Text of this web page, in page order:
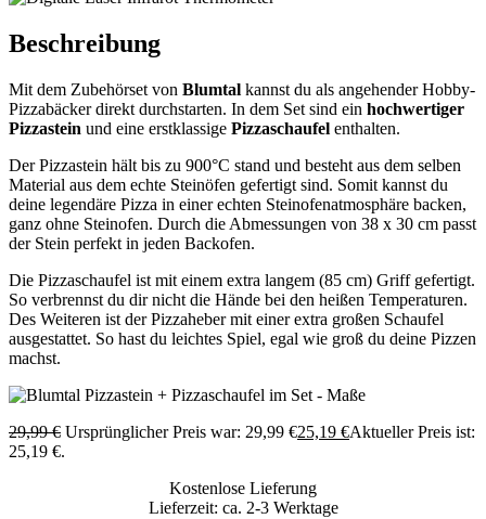
Beschreibung
Mit dem Zubehörset von Blumtal kannst du als angehender Hobby-
Pizzabäcker direkt durchstarten. In dem Set sind ein hochwertiger
Pizzastein und eine erstklassige Pizzaschaufel enthalten.
Der Pizzastein hält bis zu 900°C stand und besteht aus dem selben
Material aus dem echte Steinöfen gefertigt sind. Somit kannst du
deine legendäre Pizza in einer echten Steinofenatmosphäre backen,
ganz ohne Steinofen. Durch die Abmessungen von 38 x 30 cm passt
der Stein perfekt in jeden Backofen.
Die Pizzaschaufel ist mit einem extra langem (85 cm) Griff gefertigt.
So verbrennst du dir nicht die Hände bei den heißen Temperaturen.
Des Weiteren ist der Pizzaheber mit einer extra großen Schaufel
ausgestattet. So hast du leichtes Spiel, egal wie groß du deine Pizzen
machst.
29,99€ Ursprünglicher Preis war: 29,99 €25,19 €Aktueller Preis ist:
25,19 €.
Kostenlose Lieferung
Lieferzeit: ca. 2-3 Werktage